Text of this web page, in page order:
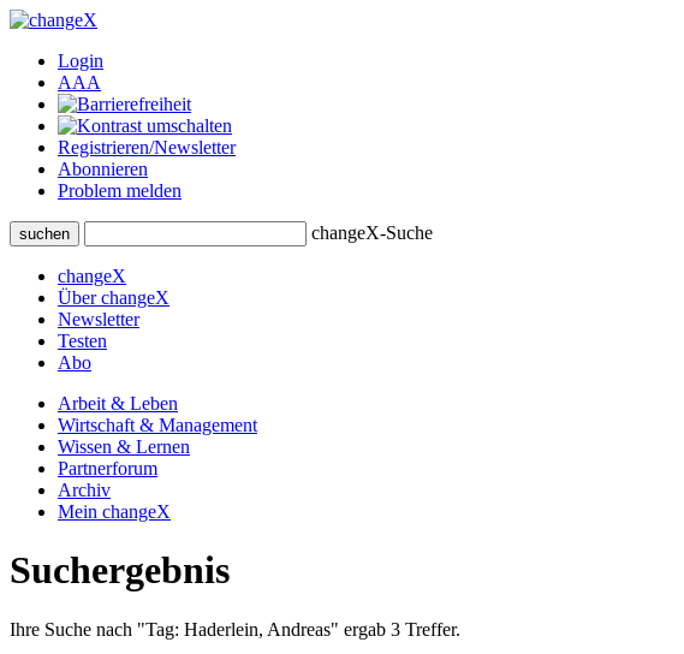
Login
AAA
Registrieren/Newsletter
Abonnieren
Problem melden
suchen changeX-Suche
changeX
Über changeX
Newsletter
Testen
Abo
Arbeit & Leben
Wirtschaft & Management
Wissen & Lernen
Partnerforum
Archiv
Mein changeX
Suchergebnis
Ihre Suche nach "Tag: Haderlein, Andreas" ergab 3 Treffer.